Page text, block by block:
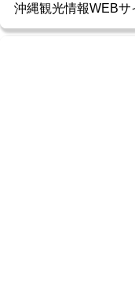
沖縄観光情報WEBサ